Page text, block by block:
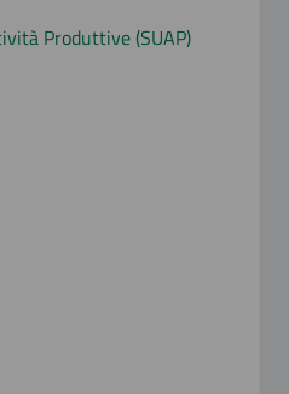
Produttive (SUAP)